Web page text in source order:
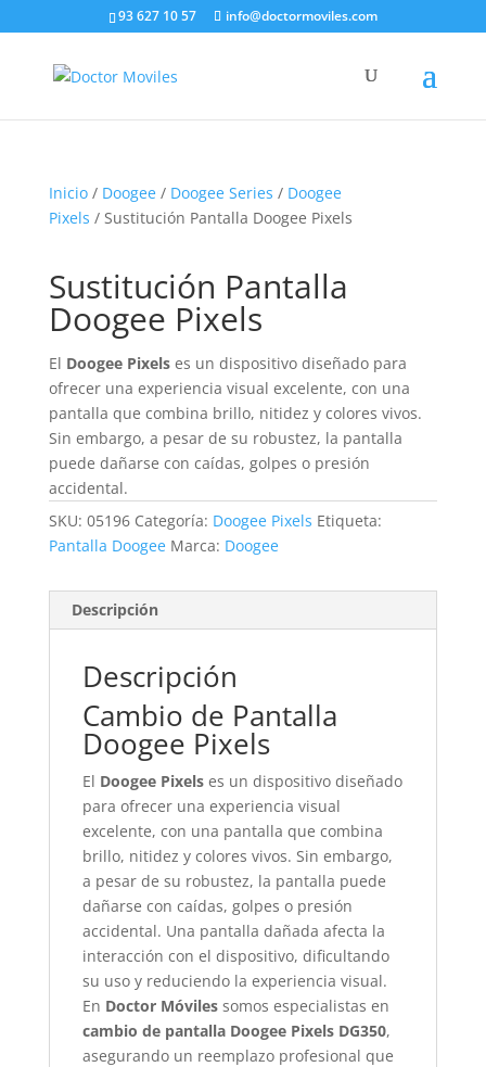
93 627 10 57 info@doctormoviles.com
Inicio/ Doogee/ Doogee Series / Doogee
Pixels / Sustitución Pantalla Doogee Pixels
Sustitución Pantalla
Doogee Pixels
El Doogee Pixelses un dispositivo diseñado para
ofrecer una experiencia visual excelente, con una
pantalla que combina brillo, nitidez y colores vivos.
Sin embargo, a pesar de su robustez, la pantalla
puede dañarse con caídas, golpes o presión
accidental.
SKU: 05196 Categoría: Doogee Pixels Etiqueta:
Pantalla Doogee Marca: Doogee
Descripción
Descripción
Cambio de Pantalla
Doogee Pixels
El Doogee Pixelses un dispositivo diseñado
para ofrecer una experiencia visual
excelente, con una pantalla que combina
brillo, nitidez y colores vivos. Sin embargo,
a pesar de su robustez, la pantalla puede
dañarse con caídas, golpes o presión
accidental. Una pantalla dañada afecta la
interacción con el dispositivo, dificultando
su uso y reduciendo la experiencia visual.
En Doctor Móvilessomos especialistas en
cambio de pantalla Doogee Pixels DG350,
asegurando un reemplazo profesional que